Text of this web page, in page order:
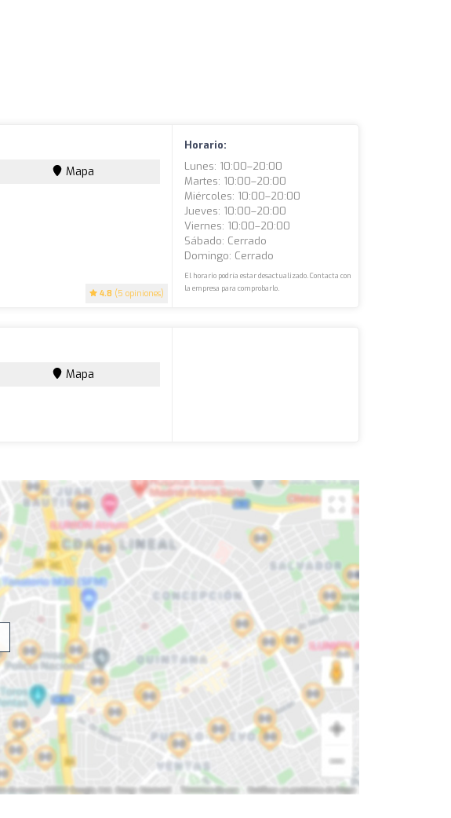
4.8 (5 opiniones)
Mapa
Horario:
Lunes: 10:00–20:00
Martes: 10:00–20:00
Miércoles: 10:00–20:00
Jueves: 10:00–20:00
Viernes: 10:00–20:00
Sábado: Cerrado
Domingo: Cerrado
El horario podría estar desactualizado. Contacta con
la empresa para comprobarlo.
Mapa